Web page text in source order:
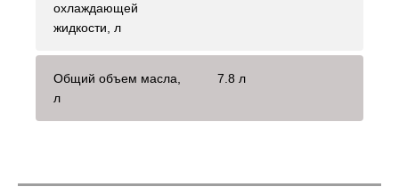
охлаждающей
жидкости, л
Общий объем масла,
л
7.8 л